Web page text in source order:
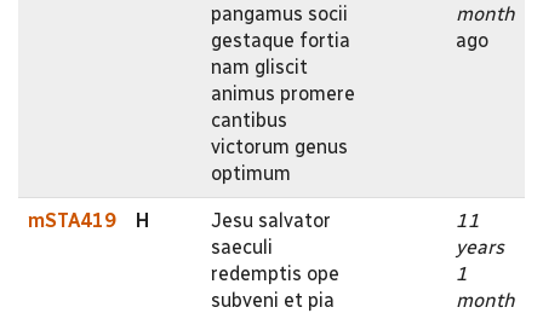
pangamus socii
gestaque fortia
nam gliscit
animus promere
cantibus
victorum genus
optimum
month
ago
mSTA419 H
Jesu salvator
saeculi
redemptis ope
subveni et pia
11
years
1
month